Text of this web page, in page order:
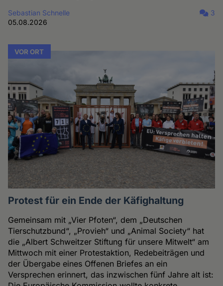
Sebastian Schnelle
05.08.2026
3
VOR ORT
Protest für ein Ende der Käfighaltung
Gemeinsam mit „Vier Pfoten“, dem „Deutschen
Tierschutzbund“, „Provieh“ und „Animal Society“ hat
die „Albert Schweitzer Stiftung für unsere Mitwelt“ am
Mittwoch mit einer Protestaktion, Redebeiträgen und
der Übergabe eines Offenen Briefes an ein
Versprechen erinnert, das inzwischen fünf Jahre alt ist: